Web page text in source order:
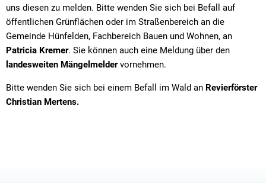
uns diesen zu melden. Bitte wenden Sie sich bei Befall auf
öffentlichen Grünflächen oder im Straßenbereich an die
Gemeinde Hünfelden, Fachbereich Bauen und Wohnen, an
Patricia Kremer. Sie können auch eine Meldung über den
landesweiten Mängelmeldervornehmen.
Bitte wenden Sie sich bei einem Befall im Wald an Revierförster
Christian Mertens.